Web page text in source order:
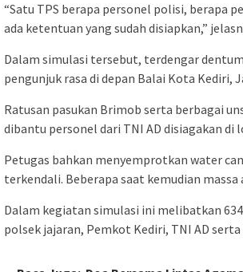
“Satu TPS berapa personel polisi, berapa
ada ketentuan yang sudah disiapkan,”
Dalam simulasi tersebut, terdengar
pengunjuk rasa di depan Balai Kota Kediri,
Ratusan pasukan Brimob serta berbagai
dibantu personel dari TNI AD disiagakan di
Petugas bahkan menyemprotkan water
terkendali. Beberapa saat kemudian
Dalam kegiatan simulasi ini melibatkan
polsek jajaran, Pemkot Kediri, TNI AD